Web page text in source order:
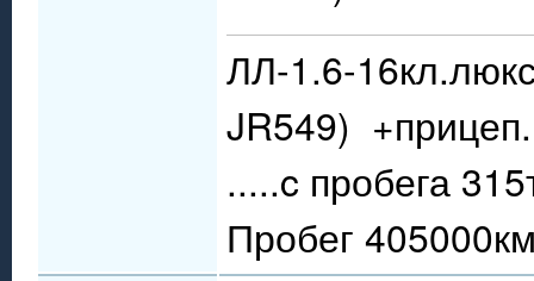
ЛЛ-1.6-
JR549) +прицеп.
.....c пробега
Пробег